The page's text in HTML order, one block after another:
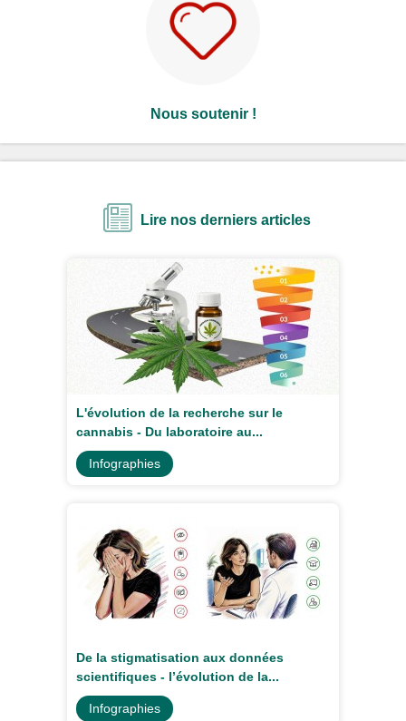
Nous soutenir !
Lire nos derniers articles
L'évolution de la recherche sur le
cannabis - Du laboratoire au...
Infographies
De la stigmatisation aux données
scientifiques - l’évolution de la...
Infographies